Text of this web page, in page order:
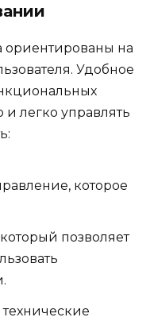
ориентированы на
Удобное
и легко управлять
которое
позволяет